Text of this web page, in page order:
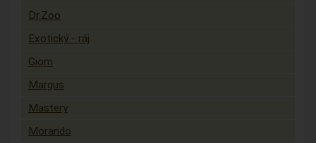
Dr.Zoo
Exotický - ráj
Giom
Margus
Mastery
Morando